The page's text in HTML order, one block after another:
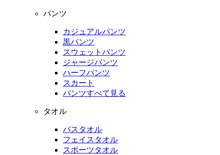
パンツ
カジュアルパンツ
黒パンツ
スウェットパンツ
ジャージパンツ
ハーフパンツ
スカート
パンツすべて見る
タオル
バスタオル
フェイスタオル
スポーツタオル